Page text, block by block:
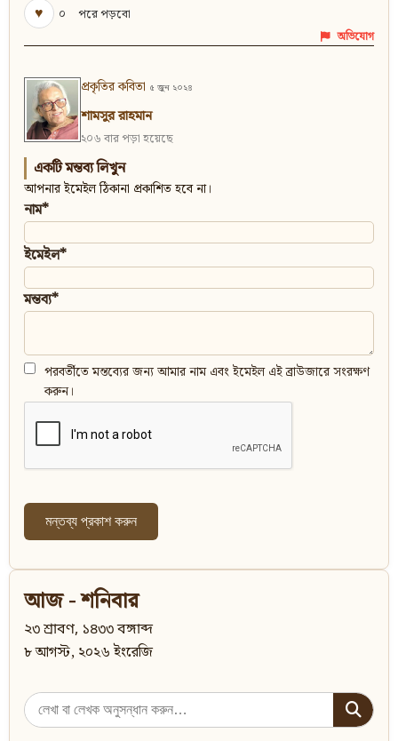
♥
০ পরে পড়বো
অভিযোগ
প্রকৃতির কবিতা ৫ জুন ২০২৪
শামসুর রাহমান
২০৬ বার পড়া হয়েছে
একটি মন্তব্য লিখুন
আপনার ইমেইল ঠিকানা প্রকাশিত হবে না।
নাম*
ইমেইল*
মন্তব্য*
পরবর্তীতে মন্তব্যের জন্য আমার নাম এবং ইমেইল এই ব্রাউজারে সংরক্ষণ
করুন।
আজ - শনিবার
২৩ শ্রাবণ, ১৪৩৩ বঙ্গাব্দ
৮ আগস্ট, ২০২৬ ইংরেজি
Search
for: